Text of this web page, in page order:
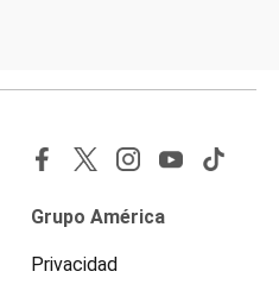
Grupo América
Privacidad